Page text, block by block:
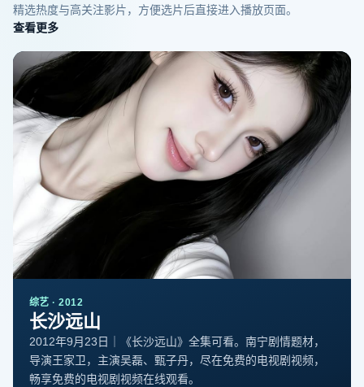
精选热度与高关注影片，方便选片后直接进入播放页面。
查看更多
综艺 ·2012
长沙远山
2012年9月23日｜《长沙远山》全集可看。南宁剧情题材，
导演王家卫，主演吴磊、甄子丹，尽在免费的电视剧视频，
畅享免费的电视剧视频在线观看。